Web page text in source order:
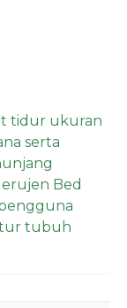
tidur ukuran
serta
Bed
tubuh